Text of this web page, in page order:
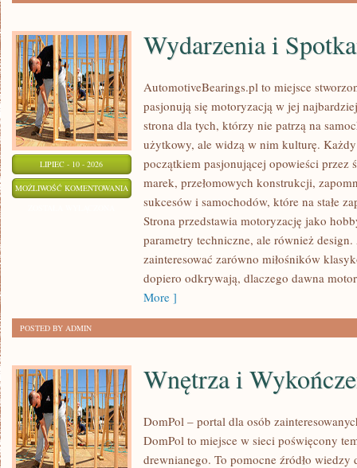
LIPIEC - 10 - 2026
MOŻLIWOŚĆ KOMENTOWANIA WYDARZENIA
SPOTKANIA
KLASYKÓW
Wydarzenia i
AutomotiveBearings.pl to miejsce
pasjonują się motoryzacją w jej
strona dla tych, którzy nie patrzą na
użytkowy, ale widzą w nim kulturę.
początkiem pasjonującej opowieści przez
marek, przełomowych konstrukcji,
sukcesów i samochodów, które na stałe
Strona przedstawia motoryzację jako
parametry techniczne, ale również
zainteresować zarówno miłośników
dopiero odkrywają, dlaczego dawna
More ]
POSTED BY ADMIN
Wnętrza i
DomPol – portal dla osób
DomPol to miejsce w sieci poświęcony
drewnianego. To pomocne źródło